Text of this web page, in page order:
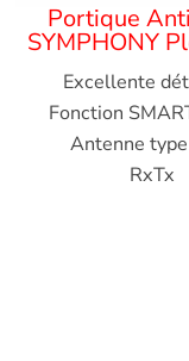
Portique
SYMPHONY
Excellente
Fonction
Antenne
RxTx